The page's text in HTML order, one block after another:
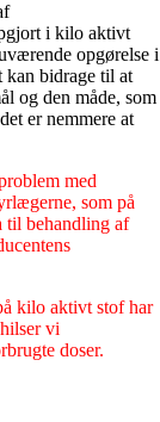
i kilo aktivt
opgørelse i
kan bidrage til at
og den måde, som
er nemmere at
med
som på
til behandling af
kilo aktivt stof har
vi
doser.